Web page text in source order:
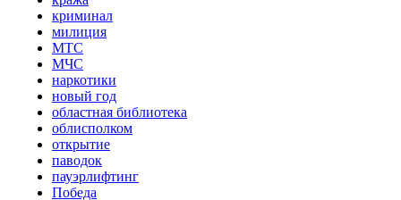
криминал
милиция
МТС
МЧС
наркотики
новый год
областная библиотека
облисполком
открытие
паводок
пауэрлифтинг
Победа